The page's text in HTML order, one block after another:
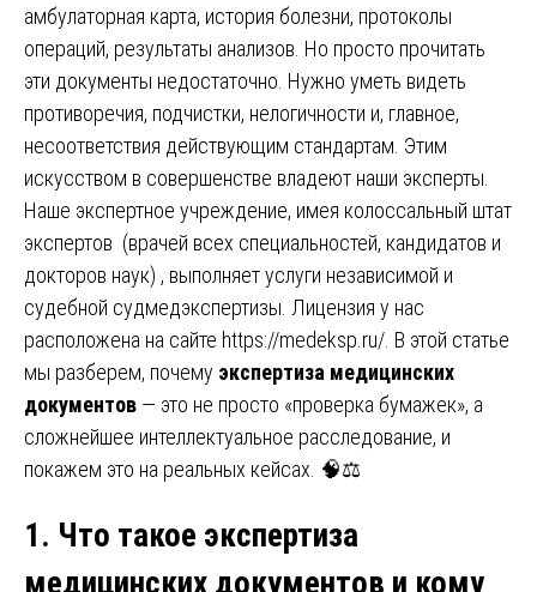
амбулаторная карта, история болезни, протоколы
операций, результаты анализов. Но просто прочитать
эти документы недостаточно. Нужно уметь видеть
противоречия, подчистки, нелогичности и, главное,
несоответствия действующим стандартам. Этим
искусством в совершенстве владеют наши эксперты.
Наше экспертное учреждение, имея колоссальный штат
экспертов (врачей всех специальностей, кандидатов и
докторов наук) , выполняет услуги независимой и
судебной судмедэкспертизы. Лицензия у нас
расположена на сайте https://medeksp.ru/ . В этой статье
мы разберем, почему экспертиза медицинских
документов — это не просто «проверка бумажек», а
сложнейшее интеллектуальное расследование, и
покажем это на реальных кейсах. 🧠⚖️
1. Что такое экспертиза
медицинских документов и кому